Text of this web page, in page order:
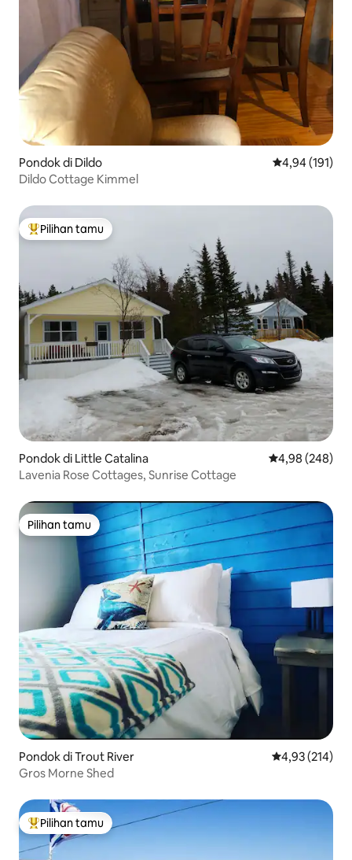
Pondok di Dildo Nilai rata-rata
4,94 (191)
Dildo Cottage Kimmel
Pilihan tamu terpopuler
Pilihan tamu
Pondok di Little Catalina Nilai rata-rata
4,98 (248)
Lavenia Rose Cottages, Sunrise Cottage
Pilihan tamu
Pilihan tamu
Pondok di Trout River Nilai rata-rata
4,93 (214)
Gros Morne Shed
Pilihan tamu terpopuler
Pilihan tamu